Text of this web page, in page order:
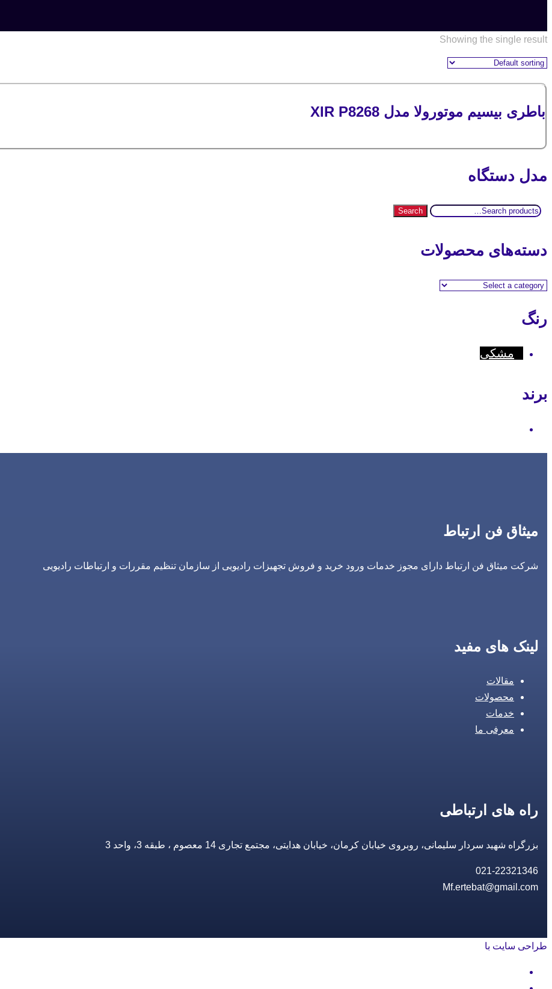
Showing the single result
باطری بیسیم موتورولا مدل XIR P8268
مدل دستگاه
Search
Search
دسته‌های محصولات
رنگ
مشکی
برند
میثاق فن ارتباط
شرکت میثاق فن ارتباط دارای مجوز خدمات ورود خرید و فروش تجهیزات رادیویی از سازمان تنظیم مقررات و ارتباطات رادیویی
لینک های مفید
مقالات
محصولات
خدمات
معرفی ما
راه های ارتباطی
بزرگراه شهید سردار سلیمانی، روبروی خیابان کرمان، خیابان هدایتی، مجتمع تجاری 14 معصوم ، طبقه 3، واحد 3
021-22321346
Mf.ertebat@gmail.com
طراحی سایت با